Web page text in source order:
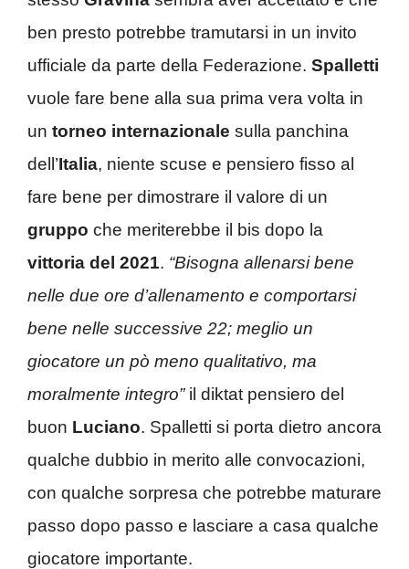
ben presto potrebbe tramutarsi in un invito
ufficiale da parte della Federazione. Spalletti
vuole fare bene alla sua prima vera volta in
un torneo internazionale sulla panchina
dell’Italia, niente scuse e pensiero fisso al
fare bene per dimostrare il valore di un
gruppo che meriterebbe il bis dopo la
vittoria del 2021. “Bisogna allenarsi bene
nelle due ore d’allenamento e comportarsi
bene nelle successive 22; meglio un
giocatore un pò meno qualitativo, ma
moralmente integro”il diktat pensiero del
buon Luciano. Spalletti si porta dietro ancora
qualche dubbio in merito alle convocazioni,
con qualche sorpresa che potrebbe maturare
passo dopo passo e lasciare a casa qualche
giocatore importante.